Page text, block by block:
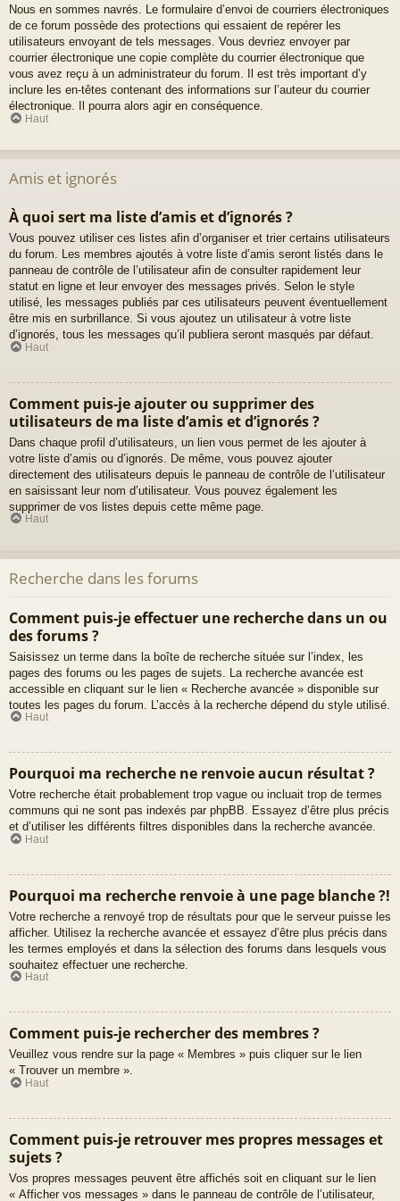
Nous en sommes navrés. Le formulaire d’envoi de courriers électroniques
de ce forum possède des protections qui essaient de repérer les
utilisateurs envoyant de tels messages. Vous devriez envoyer par
courrier électronique une copie complète du courrier électronique que
vous avez reçu à un administrateur du forum. Il est très important d’y
inclure les en-têtes contenant des informations sur l’auteur du courrier
électronique. Il pourra alors agir en conséquence.
Haut
Amis et ignorés
À quoi sert ma liste d’amis et d’ignorés ?
Vous pouvez utiliser ces listes afin d’organiser et trier certains utilisateurs
du forum. Les membres ajoutés à votre liste d’amis seront listés dans le
panneau de contrôle de l’utilisateur afin de consulter rapidement leur
statut en ligne et leur envoyer des messages privés. Selon le style
utilisé, les messages publiés par ces utilisateurs peuvent éventuellement
être mis en surbrillance. Si vous ajoutez un utilisateur à votre liste
d’ignorés, tous les messages qu’il publiera seront masqués par défaut.
Haut
Comment puis-je ajouter ou supprimer des
utilisateurs de ma liste d’amis et d’ignorés ?
Dans chaque profil d’utilisateurs, un lien vous permet de les ajouter à
votre liste d’amis ou d’ignorés. De même, vous pouvez ajouter
directement des utilisateurs depuis le panneau de contrôle de l’utilisateur
en saisissant leur nom d’utilisateur. Vous pouvez également les
supprimer de vos listes depuis cette même page.
Haut
Recherche dans les forums
Comment puis-je effectuer une recherche dans un ou
des forums ?
Saisissez un terme dans la boîte de recherche située sur l’index, les
pages des forums ou les pages de sujets. La recherche avancée est
accessible en cliquant sur le lien « Recherche avancée » disponible sur
toutes les pages du forum. L’accès à la recherche dépend du style utilisé.
Haut
Pourquoi ma recherche ne renvoie aucun résultat ?
Votre recherche était probablement trop vague ou incluait trop de termes
communs qui ne sont pas indexés par phpBB. Essayez d’être plus précis
et d’utiliser les différents filtres disponibles dans la recherche avancée.
Haut
Pourquoi ma recherche renvoie à une page blanche ?!
Votre recherche a renvoyé trop de résultats pour que le serveur puisse les
afficher. Utilisez la recherche avancée et essayez d’être plus précis dans
les termes employés et dans la sélection des forums dans lesquels vous
souhaitez effectuer une recherche.
Haut
Comment puis-je rechercher des membres ?
Veuillez vous rendre sur la page « Membres » puis cliquer sur le lien
« Trouver un membre ».
Haut
Comment puis-je retrouver mes propres messages et
sujets ?
Vos propres messages peuvent être affichés soit en cliquant sur le lien
« Afficher vos messages » dans le panneau de contrôle de l’utilisateur,